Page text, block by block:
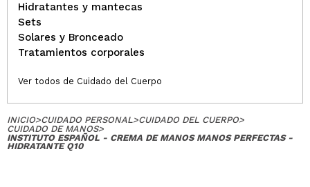
Hidratantes y mantecas
Sets
Solares y Bronceado
Tratamientos corporales
Ver todos de Cuidado del Cuerpo
INICIO>CUIDADO PERSONAL>CUIDADO DEL CUERPO>
CUIDADO DE MANOS>
INSTITUTO ESPAÑOL - CREMA DE MANOS MANOS PERFECTAS -
HIDRATANTE Q10